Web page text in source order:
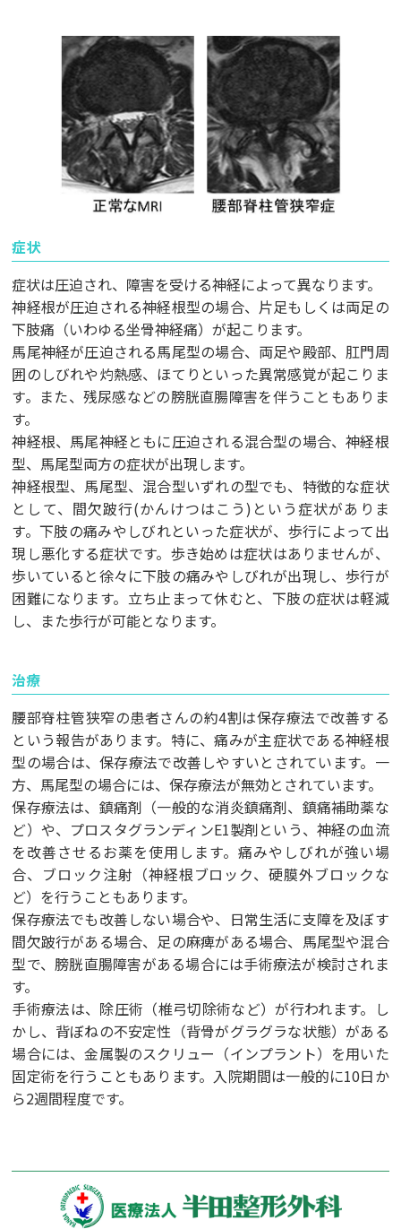
症状
症状は圧迫され、障害を受ける神経によって異なります。
神経根が圧迫される神経根型の場合、片足もしくは両足の
下肢痛（いわゆる坐骨神経痛）が起こります。
馬尾神経が圧迫される馬尾型の場合、両足や殿部、肛門周
囲のしびれや灼熱感、ほてりといった異常感覚が起こりま
す。また、残尿感などの膀胱直腸障害を伴うこともありま
す。
神経根、馬尾神経ともに圧迫される混合型の場合、神経根
型、馬尾型両方の症状が出現します。
神経根型、馬尾型、混合型いずれの型でも、特徴的な症状
として、間欠跛行(かんけつはこう)という症状がありま
す。下肢の痛みやしびれといった症状が、歩行によって出
現し悪化する症状です。歩き始めは症状はありませんが、
歩いていると徐々に下肢の痛みやしびれが出現し、歩行が
困難になります。立ち止まって休むと、下肢の症状は軽減
し、また歩行が可能となります。
治療
腰部脊柱管狭窄の患者さんの約4割は保存療法で改善する
という報告があります。特に、痛みが主症状である神経根
型の場合は、保存療法で改善しやすいとされています。一
方、馬尾型の場合には、保存療法が無効とされています。
保存療法は、鎮痛剤（一般的な消炎鎮痛剤、鎮痛補助薬な
ど）や、プロスタグランディンE1製剤という、神経の血流
を改善させるお薬を使用します。痛みやしびれが強い場
合、ブロック注射（神経根ブロック、硬膜外ブロックな
ど）を行うこともあります。
保存療法でも改善しない場合や、日常生活に支障を及ぼす
間欠跛行がある場合、足の麻痺がある場合、馬尾型や混合
型で、膀胱直腸障害がある場合には手術療法が検討されま
す。
手術療法は、除圧術（椎弓切除術など）が行われます。し
かし、背ぼねの不安定性（背骨がグラグラな状態）がある
場合には、金属製のスクリュー（インプラント）を用いた
固定術を行うこともあります。入院期間は一般的に10日か
ら2週間程度です。